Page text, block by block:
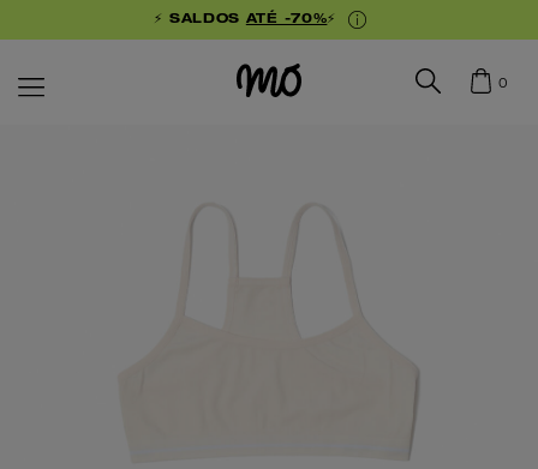
⚡ SALDOS ATÉ -70%⚡
0